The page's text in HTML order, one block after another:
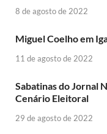
8 de agosto de 2022
Miguel Coelho em
11 de agosto de 2022
Sabatinas do Jornal
Cenário Eleitoral
29 de agosto de 2022